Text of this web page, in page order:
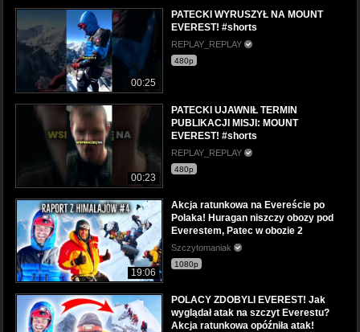
00:25
PATECKI WYRUSZYŁ NA MOUNT
EVEREST! #shorts
REPLAY_REPLAY
480p
00:23
PATECKI UJAWNIŁ TERMIN
PUBLIKACJI MISJI: MOUNT
EVEREST! #shorts
REPLAY_REPLAY
480p
19:06
Akcja ratunkowa na Evereście po
Polaka! Huragan niszczy obozy pod
Everestem, Patec w obozie 2
Szczytomaniak
1080p
POLACY ZDOBYLI EVEREST! Jak
wyglądał atak na szczyt Everestu?
Akcja ratunkowa opóźniła atak!